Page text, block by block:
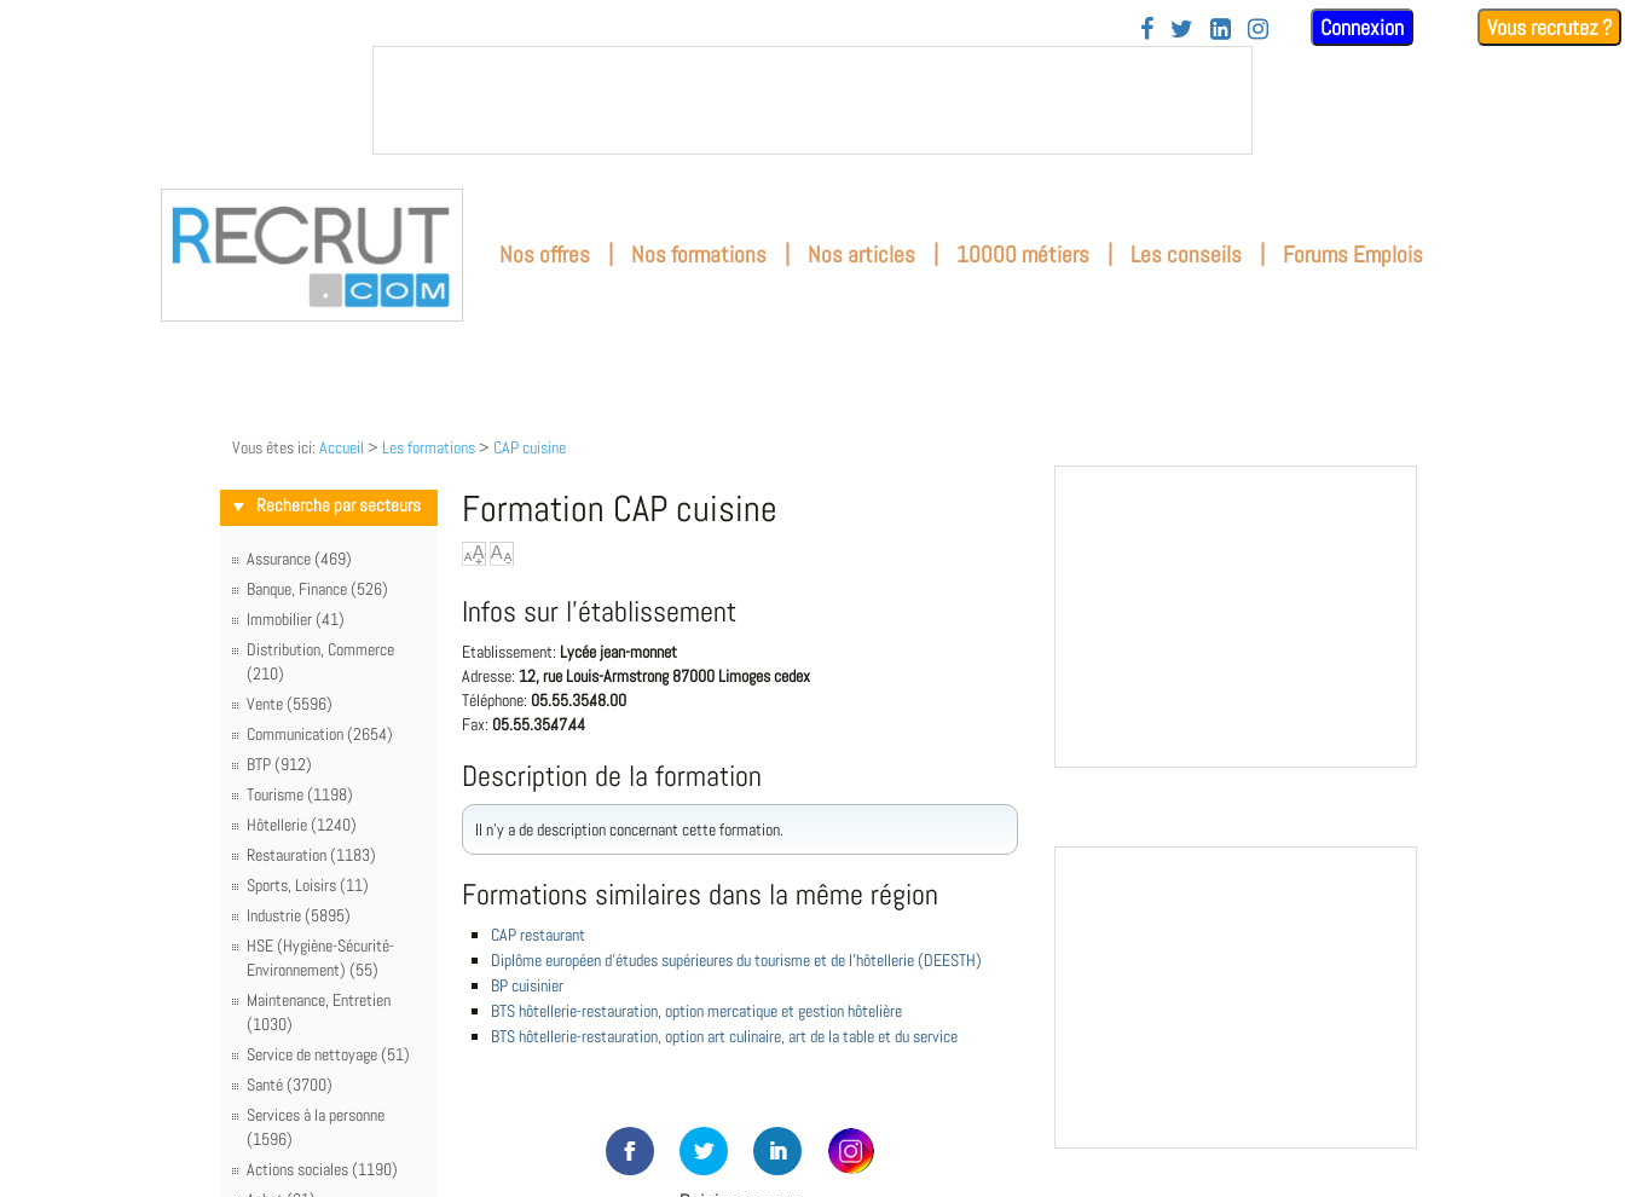
    Connexion Vous recrutez ?
Nos offres | Nos formations | Nos articles | 10000 métiers | Les conseils | Forums Emplois
Vous êtes ici: Accueil > Les formations > CAP cuisine
Recherche par secteurs
Assurance (469)
Banque, Finance (526)
Immobilier (41)
Distribution, Commerce
(210)
Vente (5596)
Communication (2654)
BTP (912)
Tourisme (1198)
Hôtellerie (1240)
Restauration (1183)
Sports, Loisirs (11)
Industrie (5895)
HSE (Hygiène-Sécurité-
Environnement) (55)
Maintenance, Entretien
(1030)
Service de nettoyage (51)
Santé (3700)
Services à la personne
(1596)
Actions sociales (1190)
Formation CAP cuisine
Infos sur l'établissement
Etablissement: Lycée jean-monnet
Adresse: 12, rue Louis-Armstrong 87000 Limoges cedex
Téléphone: 05.55.35.48.00
Fax: 05.55.35.47.44
Description de la formation
Il n'y a de description concernant cette formation.
Formations similaires dans la même région
CAP restaurant
Diplôme européen d'études supérieures du tourisme et de l'hôtellerie (DEESTH)
BP cuisinier
BTS hôtellerie-restauration, option mercatique et gestion hôtelière
BTS hôtellerie-restauration, option art culinaire, art de la table et du service